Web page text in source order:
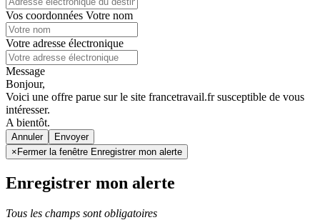
Vos coordonnées Votre nom
Votre adresse électronique
Message
Bonjour,
Voici une offre parue sur le site francetravail.fr susceptible de vous
intéresser.
A bientôt.
Annuler
× Fermer la fenêtre Enregistrer mon alerte
Enregistrer mon alerte
Tous les champs sont obligatoires